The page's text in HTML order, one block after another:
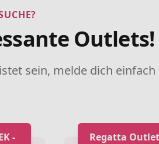
Outlets!
sein, melde dich einfach
-
Regatta